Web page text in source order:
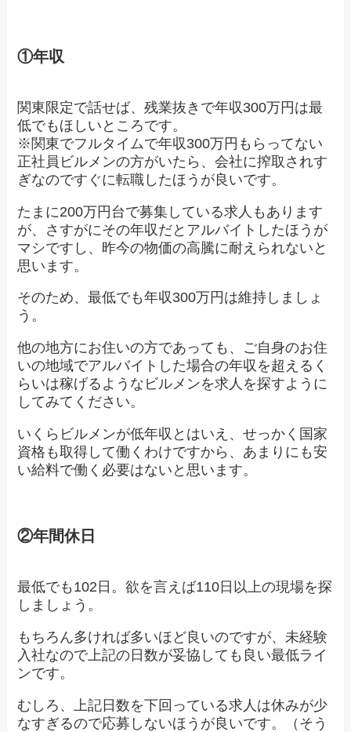
①年収
関東限定で話せば、残業抜きで年収300万円は最
低でもほしいところです。
※関東でフルタイムで年収300万円もらってない
正社員ビルメンの方がいたら、会社に搾取されす
ぎなのですぐに転職したほうが良いです。
たまに200万円台で募集している求人もあります
が、さすがにその年収だとアルバイトしたほうが
マシですし、昨今の物価の高騰に耐えられないと
思います。
そのため、最低でも年収300万円は維持しましょ
う。
他の地方にお住いの方であっても、ご自身のお住
いの地域でアルバイトした場合の年収を超えるく
らいは稼げるようなビルメンを求人を探すように
してみてください。
いくらビルメンが低年収とはいえ、せっかく国家
資格も取得して働くわけですから、あまりにも安
い給料で働く必要はないと思います。
②年間休日
最低でも102日。欲を言えば110日以上の現場を探
しましょう。
もちろん多ければ多いほど良いのですが、未経験
入社なので上記の日数が妥協しても良い最低ライ
ンです。
むしろ、上記日数を下回っている求人は休みが少
なすぎるので応募しないほうが良いです。（そう